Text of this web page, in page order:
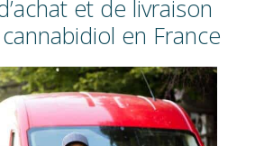
et de livraison
en France